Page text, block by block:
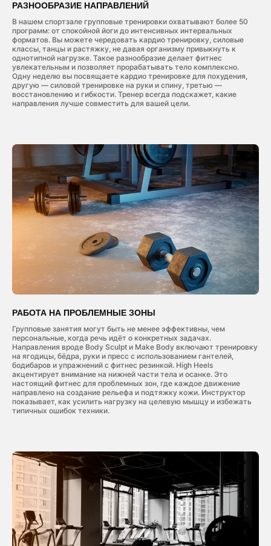
РАЗНООБРАЗИЕ НАПРАВЛЕНИЙ
В нашем спортзале групповые тренировки охватывают более 50
программ: от спокойной йоги до интенсивных интервальных
форматов. Вы можете чередовать кардио тренировку, силовые
классы, танцы и растяжку, не давая организму привыкнуть к
однотипной нагрузке. Такое разнообразие делает фитнес
увлекательным и позволяет прорабатывать тело комплексно.
Одну неделю вы посвящаете кардио тренировке для похудения,
другую — силовой тренировке на руки и спину, третью —
восстановлению и гибкости. Тренер всегда подскажет, какие
направления лучше совместить для вашей цели.
РАБОТА НА ПРОБЛЕМНЫЕ ЗОНЫ
Групповые занятия могут быть не менее эффективны, чем
персональные, когда речь идёт о конкретных задачах.
Направления вроде Body Sculpt и Make Body включают тренировку
на ягодицы, бёдра, руки и пресс с использованием гантелей,
бодибаров и упражнений с фитнес резинкой. High Heels
акцентирует внимание на нижней части тела и осанке. Это
настоящий фитнес для проблемных зон, где каждое движение
направлено на создание рельефа и подтяжку кожи. Инструктор
показывает, как усилить нагрузку на целевую мышцу и избежать
типичных ошибок техники.
ГРУППОВЫЕ ТРЕНИРОВКИ
В НОВОРОССИЙСКЕ
Групповой фитнес — отличный способ
найти единомышленников. Наш спортзал с
групповыми тренировками предлагает более 50
направлений: йога, пилатес, растяжка, танцы,
кроссфит, степаэробика, body pump и многие
другие...
Читать далее